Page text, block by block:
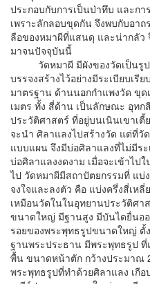
ประกอบกับการเป็นป่าทึบ และก
เพราะลักลอบขุดกัน จึงพบกับอา
ลือของหมาผีที่แสนดุ และน่ากลัว
มาจนปัจจุบันนี้
วัดหมาผี มีผังของวัดเป็นรูป
บรรจงสร้างไว้อย่างมีระเบียบเรี
มาตรฐาน ด้านนอกกำแพงวัด ขุ
เมตร ทั้ง สี่ด้าน เป็นลักษณะ อุท
ประวัติศาสตร์ ที่อยู่บนเนินเขาเ
จะนำ ศิลาแลงไปสร้างวัด แต่ที่
แบบแผน จึงมีบ่อศิลาแลงที่ไม่มีร
บ่อศิลาแลงงดงาม เมื่อจะเข้าไ
ไป วัดหมาผีมีสถาปัตยกรรมที่ แบ่
จงใจและลงตัว คือ แบ่งครึ่งสี่เห
เหมือนวัดในในอุทยานประวัติศ
ขนาดใหญ่ มีฐานสูง มีบันไดยื่นอ
รอยของพระพุทธรูปขนาดใหญ่ ตั้
ฐานพระประธาน มีพระพุทธรูป ที่
พื้น ขนาดหน้าตัก กว้างประมาณ
พระพุทธรูปที่ทำด้วยศิลาแลง เกื